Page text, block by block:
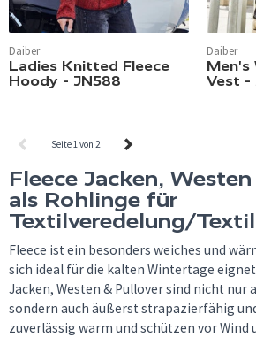
Daiber
Ladies Knitted Fleece
Hoody - JN588
Daiber
Men's
Vest -
Seite 1 von 2
Fleece Jacken,
als Rohlinge für
Textilveredelung/
Fleece ist ein besonders weiches und
sich ideal für die kalten Wintertage
Jacken, Westen & Pullover sind nicht nur
sondern auch äußerst strapazierfähig
zuverlässig warm und schützen vor Wind